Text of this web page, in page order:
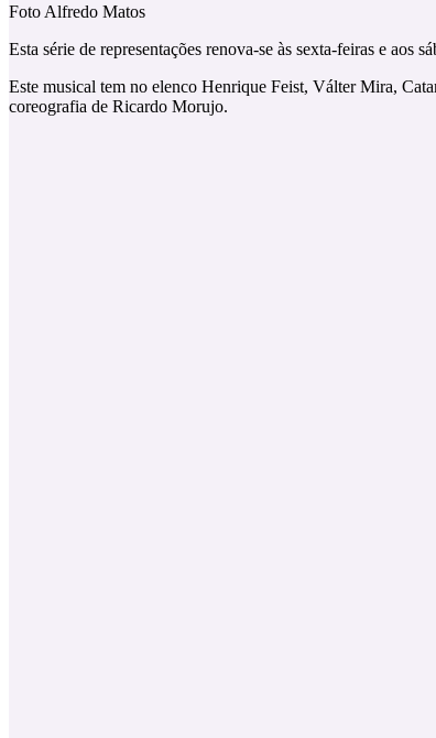
Foto Alfredo Matos
Esta série de representações renova-se às sexta-feiras e aos
Este musical tem no elenco Henrique Feist, Válter Mira,
coreografia de Ricardo Morujo.